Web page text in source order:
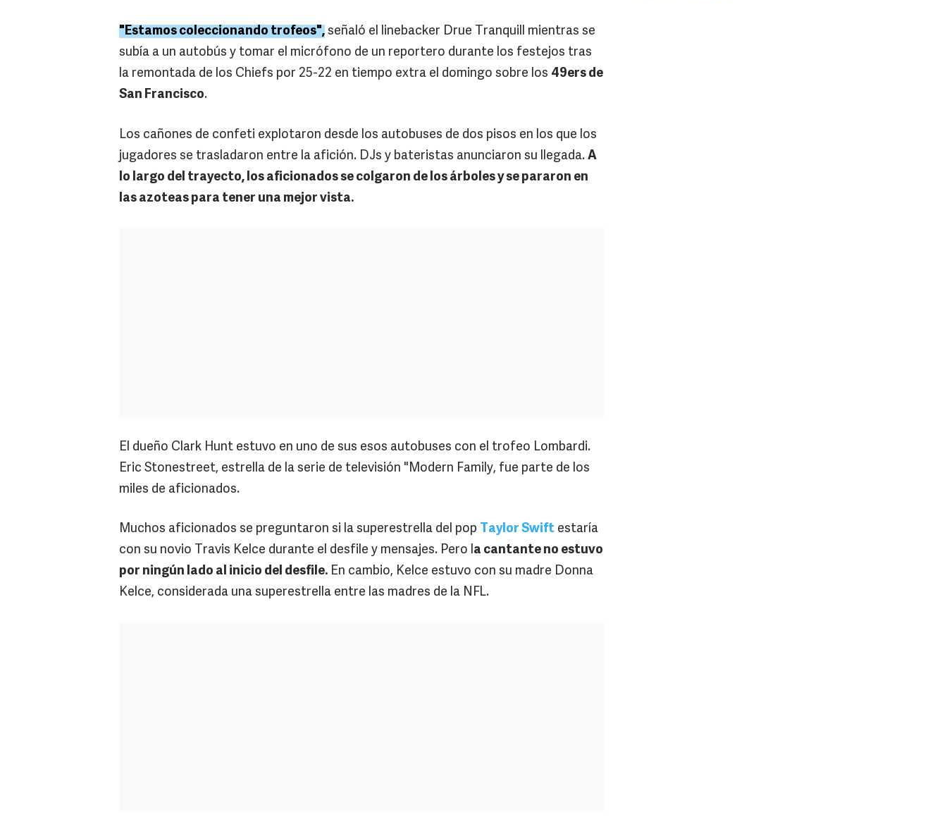
"Estamos coleccionando trofeos", señaló el linebacker Drue Tranquill mientras se
subía a un autobús y tomar el micrófono de un reportero durante los festejos tras
la remontada de los Chiefs por 25-22 en tiempo extra el domingo sobre los 49ers de
San Francisco.
Los cañones de confeti explotaron desde los autobuses de dos pisos en los que los
jugadores se trasladaron entre la afición. DJs y bateristas anunciaron su llegada. A
lo largo del trayecto, los aficionados se colgaron de los árboles y se pararon en
las azoteas para tener una mejor vista.
El dueño Clark Hunt estuvo en uno de sus esos autobuses con el trofeo Lombardi.
Eric Stonestreet, estrella de la serie de televisión "Modern Family, fue parte de los
miles de aficionados.
Muchos aficionados se preguntaron si la superestrella del pop Taylor Swift estaría
con su novio Travis Kelce durante el desfile y mensajes. Pero la cantante no estuvo
por ningún lado al inicio del desfile. En cambio, Kelce estuvo con su madre Donna
Kelce, considerada una superestrella entre las madres de la NFL.